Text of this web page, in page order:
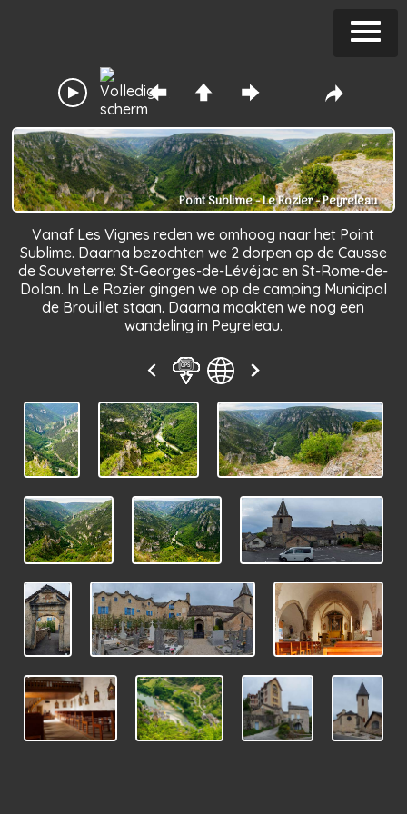
Point Sublime - Le Rozier - Peyreleau
Vanaf Les Vignes reden we omhoog naar het Point
Sublime. Daarna bezochten we 2 dorpen op de Causse
de Sauveterre: St-Georges-de-Lévéjac en St-Rome-de-
Dolan. In Le Rozier gingen we op de camping Municipal
de Brouillet staan. Daarna maakten we nog een
wandeling in Peyreleau.